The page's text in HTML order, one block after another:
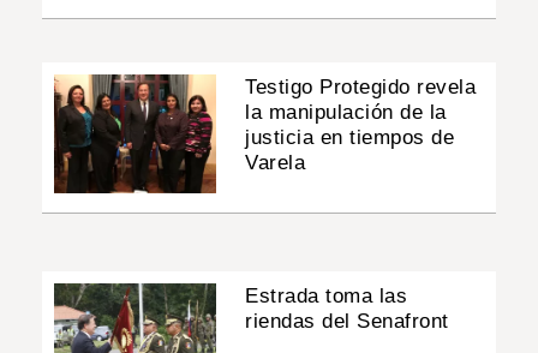
Testigo Protegido revela
la manipulación de la
justicia en tiempos de
Varela
Estrada toma las
riendas del Senafront